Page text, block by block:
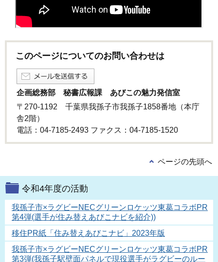
このページについてのお問い合わせは
企画総務部 秘書広報課 あびこの魅力発信室
〒270-1192 千葉県我孫子市我孫子1858番地（本庁
舎2階）
電話：04-7185-2493 ファクス：04-7185‐1520
ページの先頭へ
令和4年度の活動
我孫子市×ラグビーNECグリーンロケッツ東葛コラボPR
第4弾(選手が住み替えあびこナビを紹介))
移住PR紙「住み替えあびこナビ」2023年版
我孫子市×ラグビーNECグリーンロケッツ東葛コラボPR
第3弾(我孫子駅壁面パネルで現役選手がラグビーのルー